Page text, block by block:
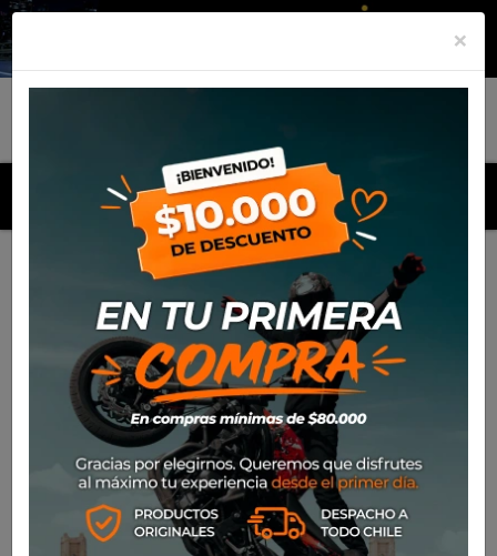
MENU
Productos
Casco Nolan N30-4 Tp Parkour 020 Flat
×